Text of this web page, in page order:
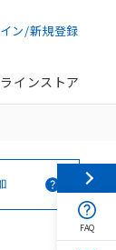
ン/新規登録
インストア
FAQ